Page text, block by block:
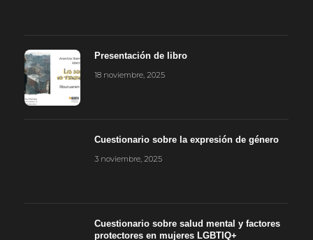
Presentación de libro
18 noviembre, 2025
Cuestionario sobre la expresión de género
3 noviembre, 2025
Cuestionario sobre salud mental y factores
protectores en mujeres LGBTIQ+